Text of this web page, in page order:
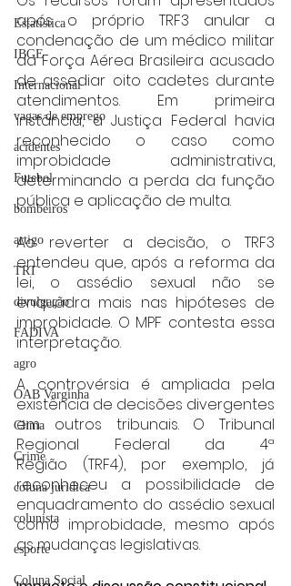
Estatística
IBGE
Internacional
vagas de emprego
acidentes
Futebol
bombeiros
artigo
TRT
divulgação
FADIVA
agro
OAB Varginha
Clima
Crime
coluna juridica
colunista
esporte
Coluna Social
após o próprio TRF3 anular a
condenação de um médico militar
da Força Aérea Brasileira acusado
de assediar oito cadetes durante
atendimentos. Em primeira
instância, a Justiça Federal havia
reconhecido o caso como
improbidade administrativa,
determinando a perda da função
pública e aplicação de multa.
Ao reverter a decisão, o TRF3
entendeu que, após a reforma da
lei, o assédio sexual não se
enquadra mais nas hipóteses de
improbidade. O MPF contesta essa
interpretação.
A controvérsia é ampliada pela
existência de decisões divergentes
em outros tribunais. O Tribunal
Regional Federal da 4ª
Região (TRF4), por exemplo, já
reconheceu a possibilidade de
enquadramento do assédio sexual
como improbidade, mesmo após
as mudanças legislativas.